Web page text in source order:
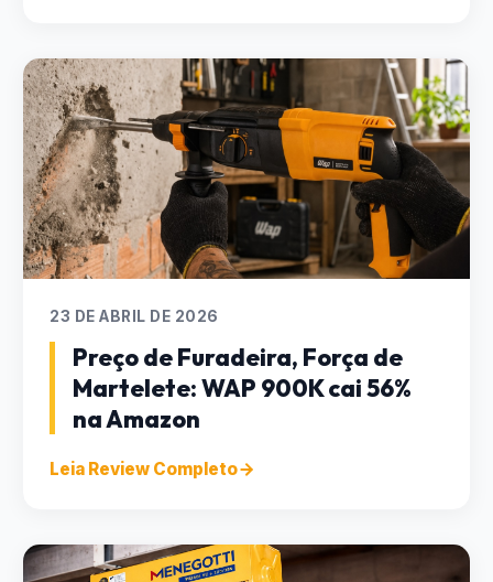
23 DE ABRIL DE 2026
Preço de Furadeira, Força de
Martelete: WAP 900K cai 56%
na Amazon
Leia Review Completo